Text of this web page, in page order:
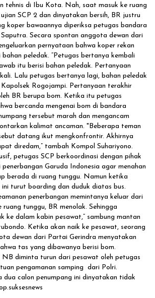
tehnis di Ibu Kota. Nah, saat masuk ke ruang
SCP 2 dan dinyatakan bersih, BR justru
koper bawaannya diperiksa petugas bandara
Secara spontan anggota dewan dari
pernyataan bahwa koper rekan
bahan peledak. “Petugas bertanya kembali
itu berisi bahan peledak. Pertanyaan
Lalu petugas bertanya lagi, bahan peledak
Rogojampi. Pertanyaan terakhir
BR berupa bom. Ketika itu petugas
bercanda mengenai bom di bandara
tersebut marah dan mengancam
kalimat ancaman. "Beberapa teman
datang ikut mengkonfrontir. Akhirnya
diredam,” tambah Kompol Suhariyono.
petugas SCP berkoordinasi dengan pihak
Garuda Indonesia agar menahan
berada di ruang tunggu. Namun ketika
ini turut boarding dan duduk diatas bus.
penerbangan memintanya keluar dari
ruang tunggu, BR menolak. Sehingga
ke dalam kabin pesawat,” sambung mantan
Ketika akan naik ke pesawat, seorang
dewan dari Partai Gerindra menyatakan
tas yang dibawanya berisi bom.
NB diminta turun dari pesawat oleh petugas
pengamanan samping dari Polri.
dua calon penumpang ini dinyatakan tidak